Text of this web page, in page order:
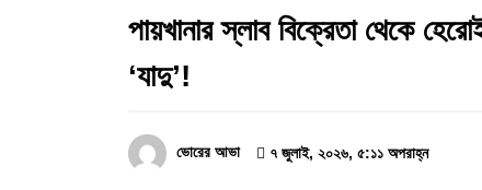
রাসেল’-এর বিরুদ্ধে চাঁদাবাজি ও নির্যাতনের
গুরুতর অভিযোগ
কারবারির প্রকাশ্যে চলাফেরা, জনমনে ক্ষোভ
পায়খানার স্লাব বিক্রেতা থেকে
‘যাদু’!
ভোরের আভা ৭ জুলাই, ২০২৬, ৫:১১ অপরাহ্ন